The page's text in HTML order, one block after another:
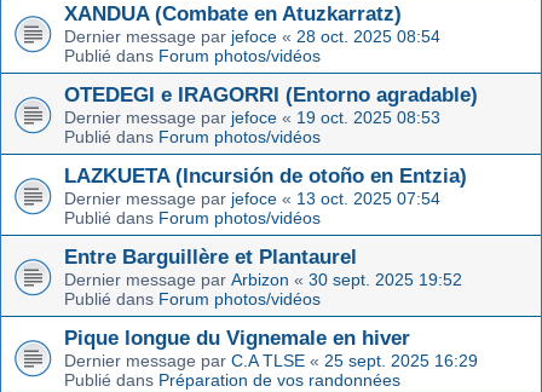
XANDUA (Combate en Atuzkarratz)
Dernier message par jefoce « 28 oct. 2025 08:54
Publié dans Forum photos/vidéos
OTEDEGI e IRAGORRI (Entorno agradable)
Dernier message par jefoce « 19 oct. 2025 08:53
Publié dans Forum photos/vidéos
LAZKUETA (Incursión de otoño en Entzia)
Dernier message par jefoce « 13 oct. 2025 07:54
Publié dans Forum photos/vidéos
Entre Barguillère et Plantaurel
Dernier message par Arbizon « 30 sept. 2025 19:52
Publié dans Forum photos/vidéos
Pique longue du Vignemale en hiver
Dernier message par C.A TLSE « 25 sept. 2025 16:29
Publié dans Préparation de vos randonnées